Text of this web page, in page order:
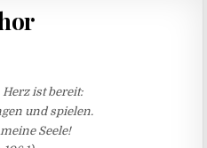
Herz ist bereit:
und spielen.
Seele!